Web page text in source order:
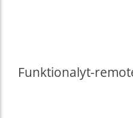
Funktionalyt-